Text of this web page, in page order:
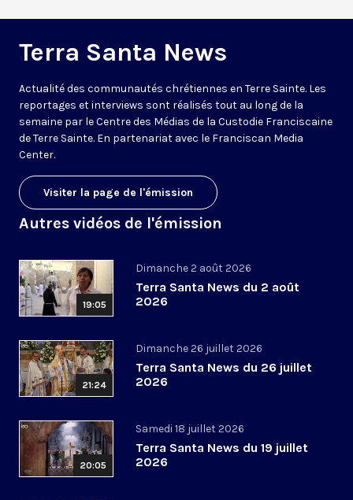
Terra Santa News
Actualité des communautés chrétiennes en Terre Sainte. Les
reportages et interviews sont réalisés tout au long de la
semaine par le Centre des Médias de la Custodie Franciscaine
de Terre Sainte. En partenariat avec le Franciscan Media
Center.
Visiter la page de l'émission
Autres vidéos de l'émission
19:05
Dimanche 2 août 2026
Terra Santa News du 2 août
2026
21:24
Dimanche 26 juillet 2026
Terra Santa News du 26 juillet
2026
20:05
Samedi 18 juillet 2026
Terra Santa News du 19 juillet
2026